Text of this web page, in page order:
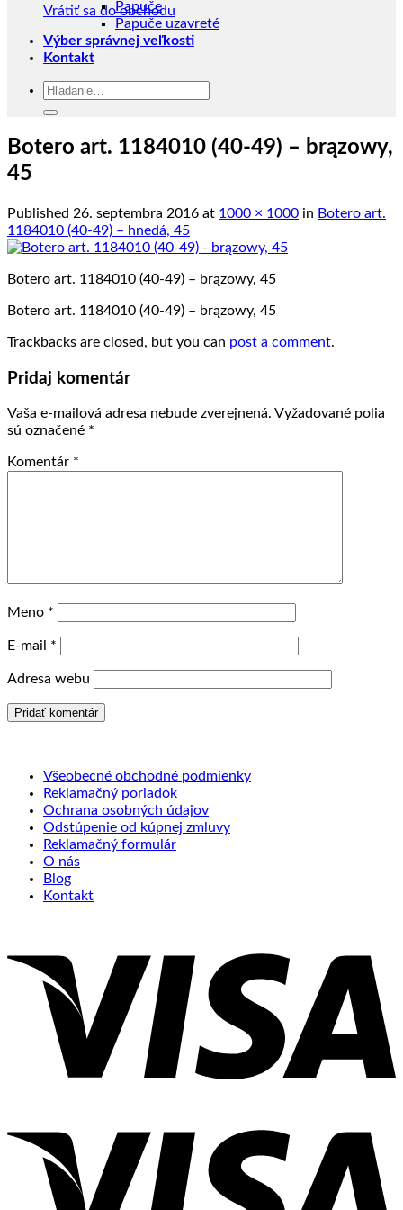
Vrátiť sa do obchodu
Papuče
Papuče uzavreté
Výber správnej veľkosti
Kontakt
Hľadať:
Botero art. 1184010 (40-49) – brązowy,
45
Published 26. septembra 2016 at 1000 × 1000 in Botero art.
1184010 (40-49) – hnedá, 45
Botero art. 1184010 (40-49) – brązowy, 45
Botero art. 1184010 (40-49) – brązowy, 45
Trackbacks are closed, but you can post a comment.
Pridaj komentár
Vaša e-mailová adresa nebude zverejnená. Vyžadované polia
sú označené *
Komentár *
Meno *
E-mail *
Adresa webu
Všeobecné obchodné podmienky
Reklamačný poriadok
Ochrana osobných údajov
Odstúpenie od kúpnej zmluvy
Reklamačný formulár
O nás
Blog
Kontakt